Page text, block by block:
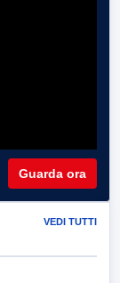
Guarda ora
VEDI TUTTI